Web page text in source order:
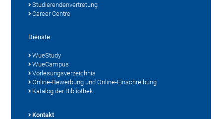
Studierendenvertretung
Career Centre
Dienste
WueStudy
WueCampus
Vorlesungsverzeichnis
Online-Bewerbung und Online-Einschreibung
Katalog der Bibliothek
Kontakt